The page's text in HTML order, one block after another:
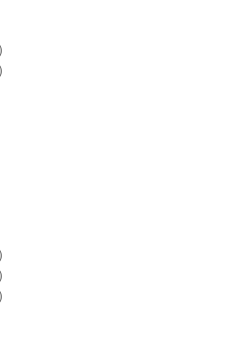
音